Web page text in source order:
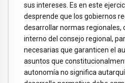
sus intereses. Es en este
desprende que los gobiernos
desarrollar normas regionales,
interno del consejo regional,
necesarias que garanticen el
asuntos que
autonomía no significa